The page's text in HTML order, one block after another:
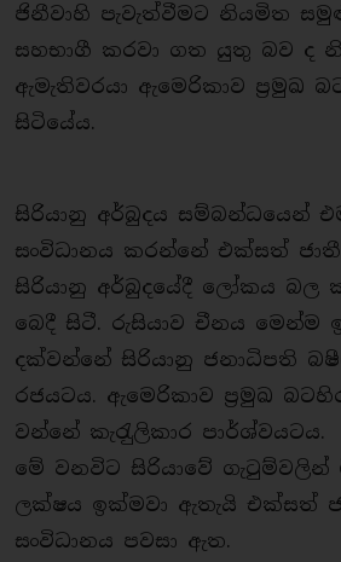
ජිනීවාහි පැවැත්වීමට නියමිත
සහභාගී කරවා ගත යුතු බව ද
ඇමැතිවරයා ඇමෙරිකාව ප‍්‍රමුඛ
සිටියේය.
සිරියානු අර්බුදය සම්බන්ධයෙන්
සංවිධානය කරන්නේ එක්සත්
සිරියානු අර්බුදයේදී ලෝකය බල
බෙදී සිටී. රුසියාව චීනය මෙන්ම
දක්වන්නේ සිරියානු ජනාධිපති
රජයටය. ඇමෙරිකාව ප‍්‍රමුඛ
වන්නේ කැරැුලිකාර පාර්ශ්වයටය.
මේ වනවිට සිරියාවේ
ලක්ෂය ඉක්මවා ඇතැයි එක්සත්
සංවිධානය පවසා ඇත.